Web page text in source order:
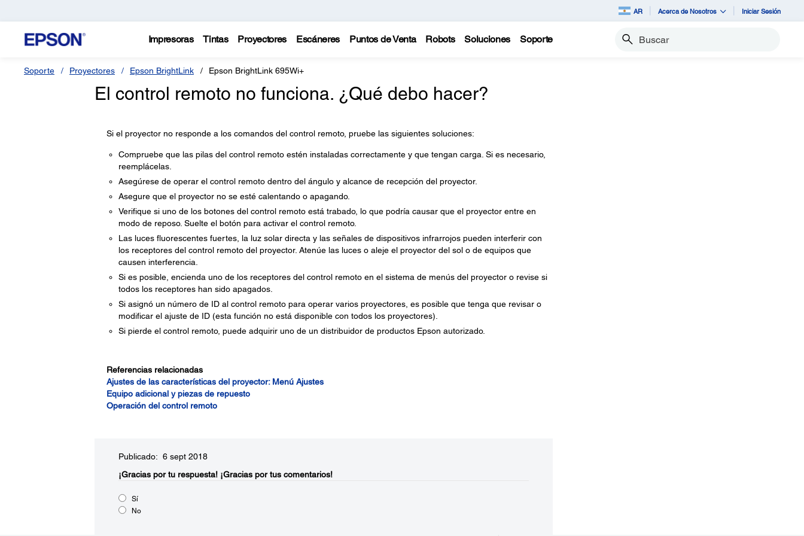
AR Acerca de Nosotros Iniciar Sesión
Impresoras Tintas Proyectores Escáneres Puntos de Venta Robots Soluciones Soporte Buscar
Soporte Proyectores Epson BrightLink Epson BrightLink 695Wi+
El control remoto no funciona. ¿Qué debo hacer?
Si el proyector no responde a los comandos del control remoto, pruebe las siguientes soluciones:
Compruebe que las pilas del control remoto estén instaladas correctamente y que tengan carga. Si es necesario,
reemplácelas.
Asegúrese de operar el control remoto dentro del ángulo y alcance de recepción del proyector.
Asegure que el proyector no se esté calentando o apagando.
Verifique si uno de los botones del control remoto está trabado, lo que podría causar que el proyector entre en
modo de reposo. Suelte el botón para activar el control remoto.
Las luces fluorescentes fuertes, la luz solar directa y las señales de dispositivos infrarrojos pueden interferir con
los receptores del control remoto del proyector. Atenúe las luces o aleje el proyector del sol o de equipos que
causen interferencia.
Si es posible, encienda uno de los receptores del control remoto en el sistema de menús del proyector o revise si
todos los receptores han sido apagados.
Si asignó un número de ID al control remoto para operar varios proyectores, es posible que tenga que revisar o
modificar el ajuste de ID (esta función no está disponible con todos los proyectores).
Si pierde el control remoto, puede adquirir uno de un distribuidor de productos Epson autorizado.
Referencias relacionadas
Ajustes de las características del proyector: Menú Ajustes
Equipo adicional y piezas de repuesto
Operación del control remoto
Publicado: 6 sept 2018
¡Gracias por tu respuesta! ¡Gracias por tus comentarios!
Sí
No